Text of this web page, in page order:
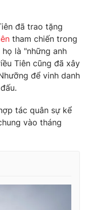
khi phát hành lại
đã trao tặng
tham chiến trong
là "những anh
Tiên cũng đã xây
để vinh danh
tác quân sự kể
vào tháng